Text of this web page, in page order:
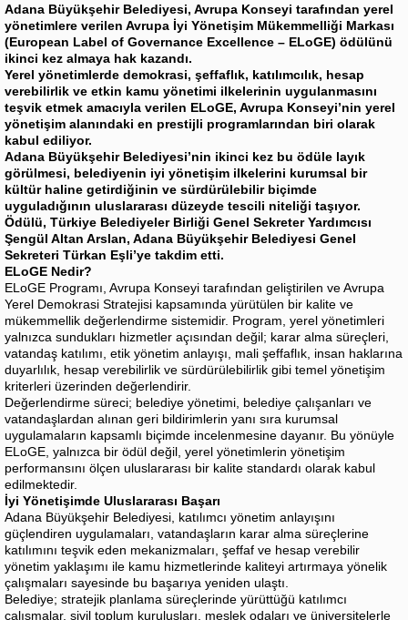
Adana Büyükşehir Belediyesi, Avrupa Konseyi tarafından yerel
yönetimlere verilen Avrupa İyi Yönetişim Mükemmelliği Markası
(European Label of Governance Excellence – ELoGE) ödülünü
ikinci kez almaya hak kazandı.
Yerel yönetimlerde demokrasi, şeffaflık, katılımcılık, hesap
verebilirlik ve etkin kamu yönetimi ilkelerinin uygulanmasını
teşvik etmek amacıyla verilen ELoGE, Avrupa Konseyi’nin yerel
yönetişim alanındaki en prestijli programlarından biri olarak
kabul ediliyor.
Adana Büyükşehir Belediyesi’nin ikinci kez bu ödüle layık
görülmesi, belediyenin iyi yönetişim ilkelerini kurumsal bir
kültür haline getirdiğinin ve sürdürülebilir biçimde
uyguladığının uluslararası düzeyde tescili niteliği taşıyor.
Ödülü, Türkiye Belediyeler Birliği Genel Sekreter Yardımcısı
Şengül Altan Arslan, Adana Büyükşehir Belediyesi Genel
Sekreteri Türkan Eşli’ye takdim etti.
ELoGE Nedir?
ELoGE Programı, Avrupa Konseyi tarafından geliştirilen ve Avrupa
Yerel Demokrasi Stratejisi kapsamında yürütülen bir kalite ve
mükemmellik değerlendirme sistemidir. Program, yerel yönetimleri
yalnızca sundukları hizmetler açısından değil; karar alma süreçleri,
vatandaş katılımı, etik yönetim anlayışı, mali şeffaflık, insan haklarına
duyarlılık, hesap verebilirlik ve sürdürülebilirlik gibi temel yönetişim
kriterleri üzerinden değerlendirir.
Değerlendirme süreci; belediye yönetimi, belediye çalışanları ve
vatandaşlardan alınan geri bildirimlerin yanı sıra kurumsal
uygulamaların kapsamlı biçimde incelenmesine dayanır. Bu yönüyle
ELoGE, yalnızca bir ödül değil, yerel yönetimlerin yönetişim
performansını ölçen uluslararası bir kalite standardı olarak kabul
edilmektedir.
İyi Yönetişimde Uluslararası Başarı
Adana Büyükşehir Belediyesi, katılımcı yönetim anlayışını
güçlendiren uygulamaları, vatandaşların karar alma süreçlerine
katılımını teşvik eden mekanizmaları, şeffaf ve hesap verebilir
yönetim yaklaşımı ile kamu hizmetlerinde kaliteyi artırmaya yönelik
çalışmaları sayesinde bu başarıya yeniden ulaştı.
Belediye; stratejik planlama süreçlerinde yürüttüğü katılımcı
çalışmalar, sivil toplum kuruluşları, meslek odaları ve üniversitelerle